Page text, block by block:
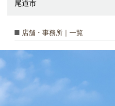
尾道市
店舗・事務所｜一覧